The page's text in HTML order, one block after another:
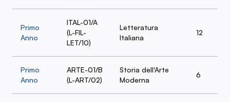
Primo
Anno
ITAL-01/A
(L-FIL-
LET/10)
Letteratura
Italiana
12
Primo
Anno
ARTE-01/B
(L-ART/02)
Storia dell'Arte
Moderna
6